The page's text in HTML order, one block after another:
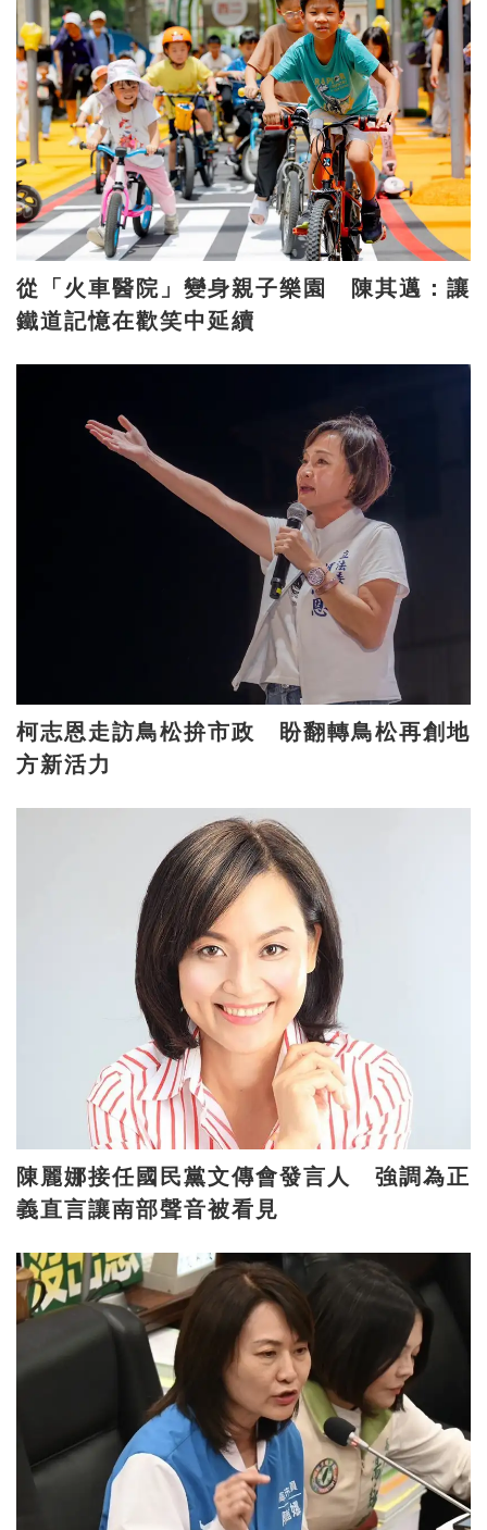
從「火車醫院」變身親子樂園 陳其邁：讓
鐵道記憶在歡笑中延續
柯志恩走訪鳥松拚市政 盼翻轉鳥松再創地
方新活力
陳麗娜接任國民黨文傳會發言人 強調為正
義直言讓南部聲音被看見